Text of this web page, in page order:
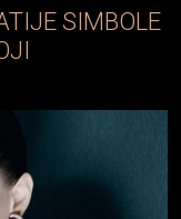
SIMBOLE